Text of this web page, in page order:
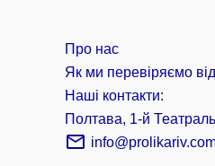
Про нас
Як ми перевіряємо
Наші контакти:
Полтава, 1-й